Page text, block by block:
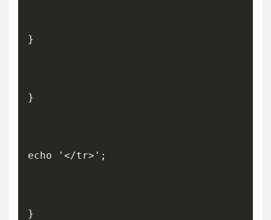
}
}
echo '</tr>';
}